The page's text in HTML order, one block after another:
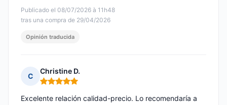
Publicado el 08/07/2026 à 11h48
tras una compra de 29/04/2026
Opinión traducida
C
Christine D.
Nota: 5 de 5
Excelente relación calidad-precio. Lo recomendaría a